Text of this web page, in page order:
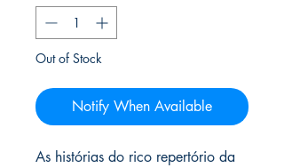
Out of Stock
Notify When Available
As histórias do rico repertório da